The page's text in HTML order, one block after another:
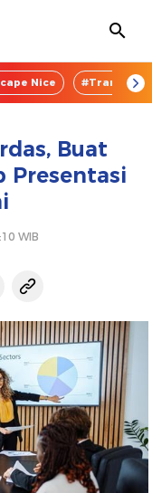
Nice
Buat
Presentasi
WIB